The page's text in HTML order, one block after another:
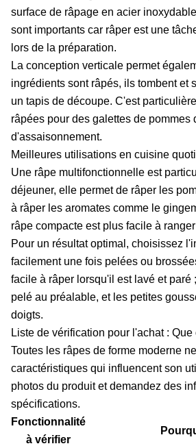
surface de râpage en acier
sont importants car râper est une
lors de la préparation.
La conception verticale permet
ingrédients sont râpés, ils tombent et
un tapis de découpe. C'est
râpées pour des galettes de
d'assaisonnement.
Meilleures utilisations en cuisine
Une râpe multifonctionnelle est
déjeuner, elle permet de râper les
à râper les aromates comme le
râpe compacte est plus facile à
Pour un résultat optimal, choisissez
facilement une fois pelées ou
facile à râper lorsqu'il est lavé et
pelé au préalable, et les petites
doigts.
Liste de vérification pour l'achat :
Toutes les râpes de forme moderne
caractéristiques qui influencent son
photos du produit et demandez des
spécifications.
Fonctionnalité
à vérifier